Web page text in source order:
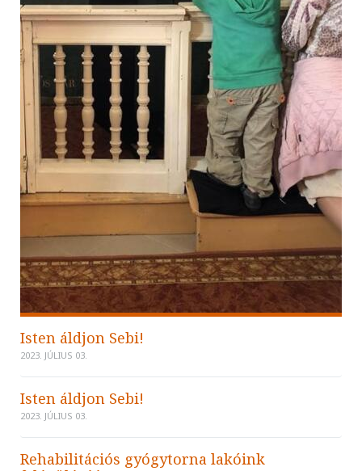
Isten áldjon Sebi!
2023. JÚLIUS 03.
Isten áldjon Sebi!
2023. JÚLIUS 03.
Rehabilitációs gyógytorna lakóink